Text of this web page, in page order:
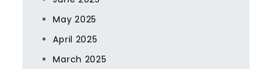
May 2025
April 2025
March 2025